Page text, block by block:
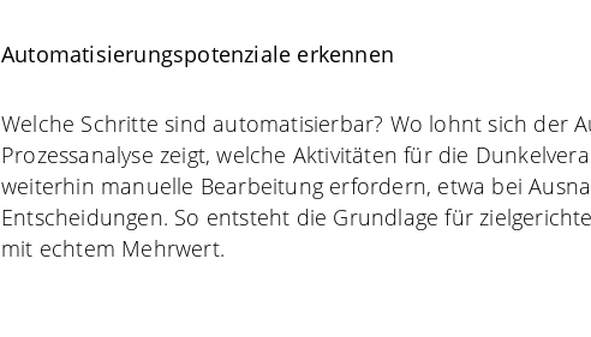
Automatisierungspotenziale erkennen
Welche Schritte sind automatisierbar? Wo lohnt sich der
Prozessanalyse zeigt, welche Aktivitäten für die
weiterhin manuelle Bearbeitung erfordern, etwa bei
Entscheidungen. So entsteht die Grundlage für
mit echtem Mehrwert.